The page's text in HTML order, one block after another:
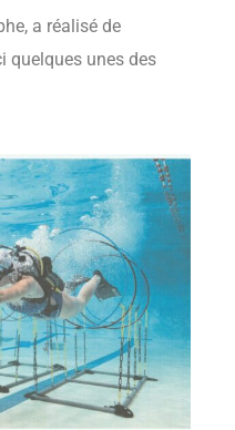
a réalisé de
quelques unes des